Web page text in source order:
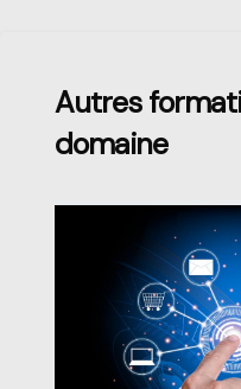
Autres
domaine